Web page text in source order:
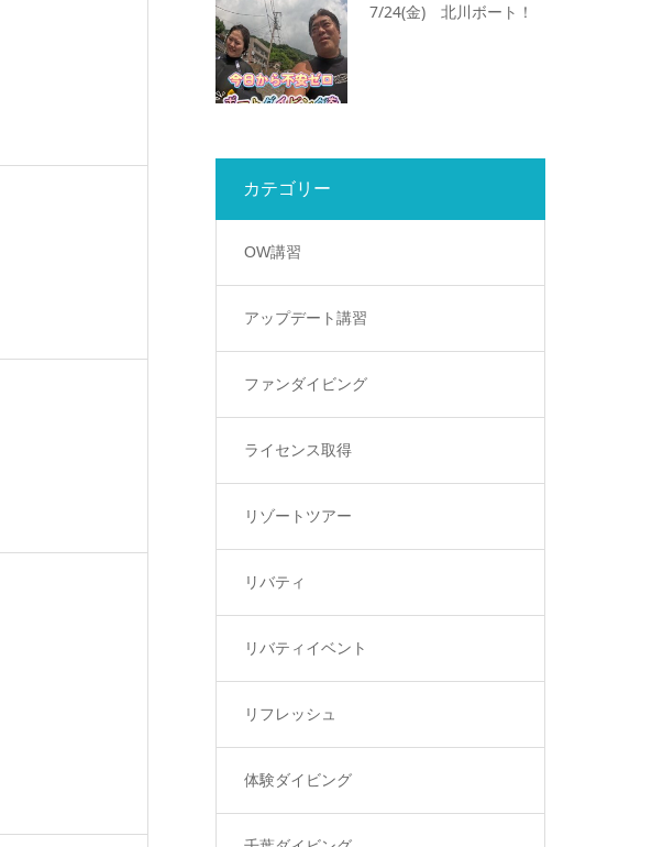
7/24(金) 北川ボート！
カテゴリー
OW講習
アップデート講習
ファンダイビング
ライセンス取得
リゾートツアー
リバティ
リバティイベント
リフレッシュ
体験ダイビング